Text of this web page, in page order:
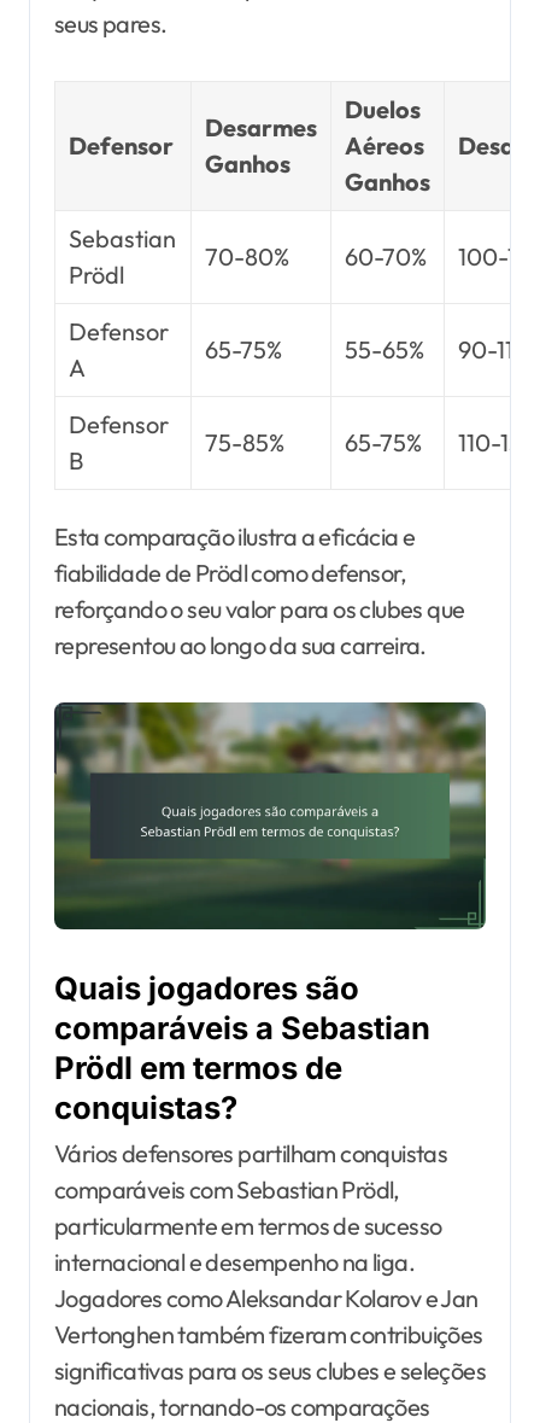
seus pares.
Defensor
Desarmes
Ganhos
Duelos
Aéreos
Ganhos
Sebastian
Prödl
70-80% 60-70% 100-
Defensor
A
65-75% 55-65% 90-110
Defensor
B
75-85% 65-75% 110-130
Esta comparação ilustra a eficácia e
fiabilidade de Prödl como defensor,
reforçando o seu valor para os clubes que
representou ao longo da sua carreira.
Quais jogadores são
comparáveis a Sebastian
Prödl em termos de
conquistas?
Vários defensores partilham conquistas
comparáveis com Sebastian Prödl,
particularmente em termos de sucesso
internacional e desempenho na liga.
Jogadores como Aleksandar Kolarov e Jan
Vertonghen também fizeram contribuições
significativas para os seus clubes e seleções
nacionais, tornando-os comparações